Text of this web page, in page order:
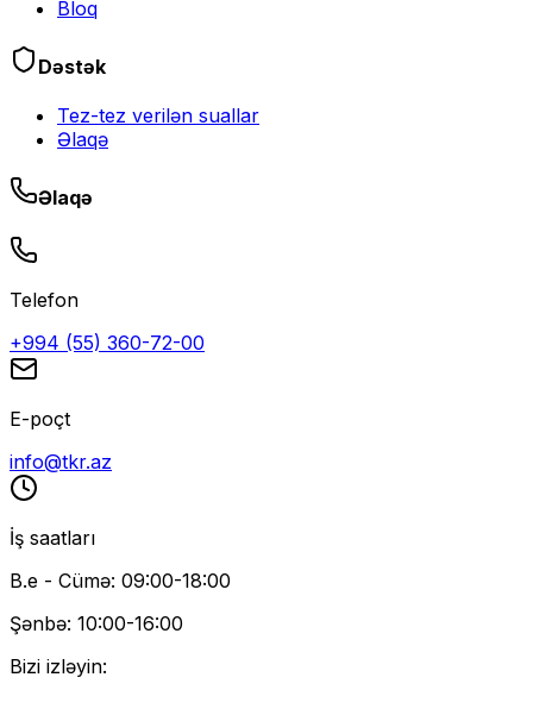
Bloq
Dəstək
Tez-tez verilən suallar
Əlaqə
Əlaqə
Telefon
+994 (55) 360-72-00
E-poçt
info@tkr.az
İş saatları
B.e - Cümə: 09:00-18:00
Şənbə: 10:00-16:00
Bizi izləyin: